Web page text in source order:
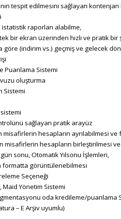
tespit edilmesini sağlayan
raporları alabilme,
bir ekran üzerinden hızlı ve pratik
(indirim vs.) geçmiş ve gelecek
Puanlama Sistemi
oluşturma
Sistemi
sağlayan pratik arayüz
hesapların ayrılabilmesi ve
misafirlerin hesapların birleştirilmesi ve
sonu, Otomatik Yılsonu İşlemleri,
formatta görüntülenebilmesi
Seçeneği
Yönetim Sistemi
oda kredileme/puanlama
– E Arşiv uyumlu)